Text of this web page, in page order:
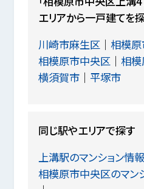
エリアから一戸建てを
川崎市麻生区
相模
相模原市中央区
相
横須賀市
平塚市
同じ駅やエリアで探す
上溝駅のマンション情
相模原市中央区のマン